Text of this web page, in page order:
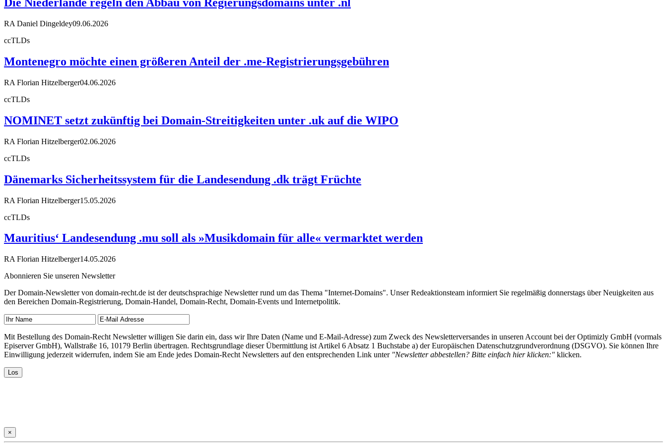
Die Niederlande regeln den Abbau von Regierungsdomains unter .nl
RA Daniel Dingeldey09.06.2026
ccTLDs
Montenegro möchte einen größeren Anteil der .me-Registrierungsgebühren
RA Florian Hitzelberger04.06.2026
ccTLDs
NOMINET setzt zukünftig bei Domain-Streitigkeiten unter .uk auf die WIPO
RA Florian Hitzelberger02.06.2026
ccTLDs
Dänemarks Sicherheitssystem für die Landesendung .dk trägt Früchte
RA Florian Hitzelberger15.05.2026
ccTLDs
Mauritius‘ Landesendung .mu soll als »Musikdomain für alle« vermarktet werden
RA Florian Hitzelberger14.05.2026
Abonnieren Sie unseren Newsletter
Der Domain-Newsletter von domain-recht.de ist der deutschsprachige Newsletter rund um das Thema "Internet-Domains". Unser Redeaktionsteam informiert Sie regelmäßig donnerstags über Neuigkeiten aus
den Bereichen Domain-Registrierung, Domain-Handel, Domain-Recht, Domain-Events und Internetpolitik.
Mit Bestellung des Domain-Recht Newsletter willigen Sie darin ein, dass wir Ihre Daten (Name und E-Mail-Adresse) zum Zweck des Newsletterversandes in unseren Account bei der Optimizly GmbH (vormals
Episerver GmbH), Wallstraße 16, 10179 Berlin übertragen. Rechtsgrundlage dieser Übermittlung ist Artikel 6 Absatz 1 Buchstabe a) der Europäischen Datenschutzgrundverordnung (DSGVO). Sie können Ihre
Einwilligung jederzeit widerrufen, indem Sie am Ende jedes Domain-Recht Newsletters auf den entsprechenden Link unter "Newsletter abbestellen? Bitte einfach hier klicken:" klicken.
×